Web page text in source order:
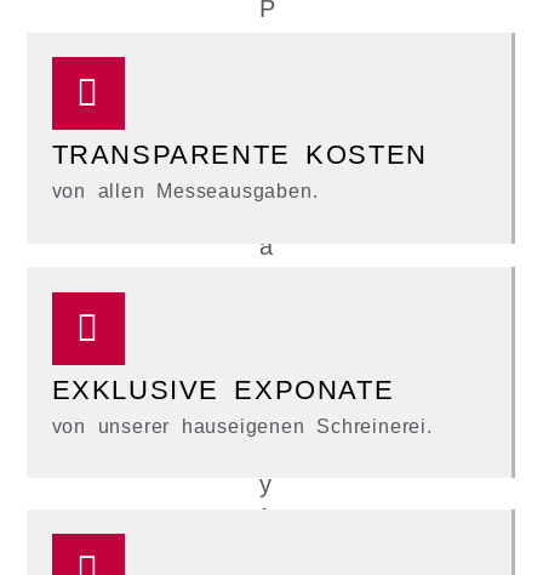
TRANSPARENTE KOSTEN
von allen Messeausgaben.
EXKLUSIVE EXPONATE
von unserer hauseigenen Schreinerei.